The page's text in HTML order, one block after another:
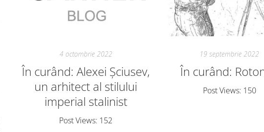
4 octombrie 2022
În curând: Alexei Șciusev,
un arhitect al stilului
imperial stalinist
Post Views: 152
19 septembrie 2022
În curând:
Post Views: 150